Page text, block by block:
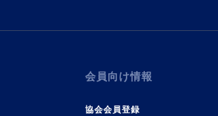
会員向け情報
協会会員登録